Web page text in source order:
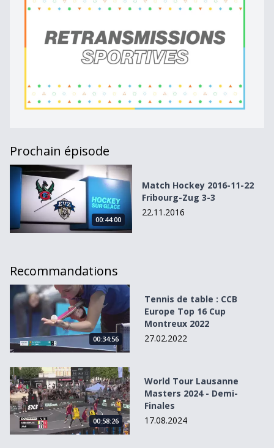
Prochain épisode
Match Hockey 2016-11-22 Fribourg-Zug 3-3
00:44:00
Match Hockey 2016-11-22
Fribourg-Zug 3-3
22.11.2016
Recommandations
Tennis de table : CCB Europe Top 16 Cup Montreux 2022
00:34:56
Tennis de table : CCB
Europe Top 16 Cup
Montreux 2022
27.02.2022
World Tour Lausanne Masters 2024 - Demi-Finales
00:58:26
World Tour Lausanne
Masters 2024 - Demi-
Finales
17.08.2024